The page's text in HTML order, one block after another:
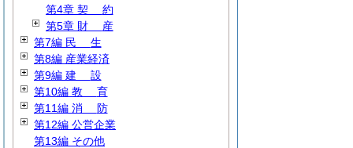
第4章 契 約
第5章 財 産
第7編 民 生
第8編 産業経済
第9編 建 設
第10編 教 育
第11編 消 防
第12編 公営企業
第13編 その他